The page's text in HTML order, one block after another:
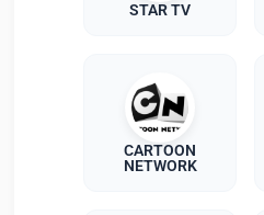
STAR TV
CARTOON
NETWORK